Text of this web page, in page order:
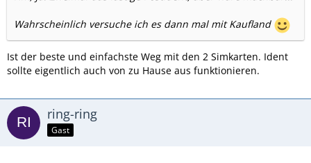
Wahrscheinlich versuche ich es dann mal mit Kaufland
Ist der beste und einfachste Weg mit den 2 Simkarten. Ident
sollte eigentlich auch von zu Hause aus funktionieren.
ring-ring
Gast